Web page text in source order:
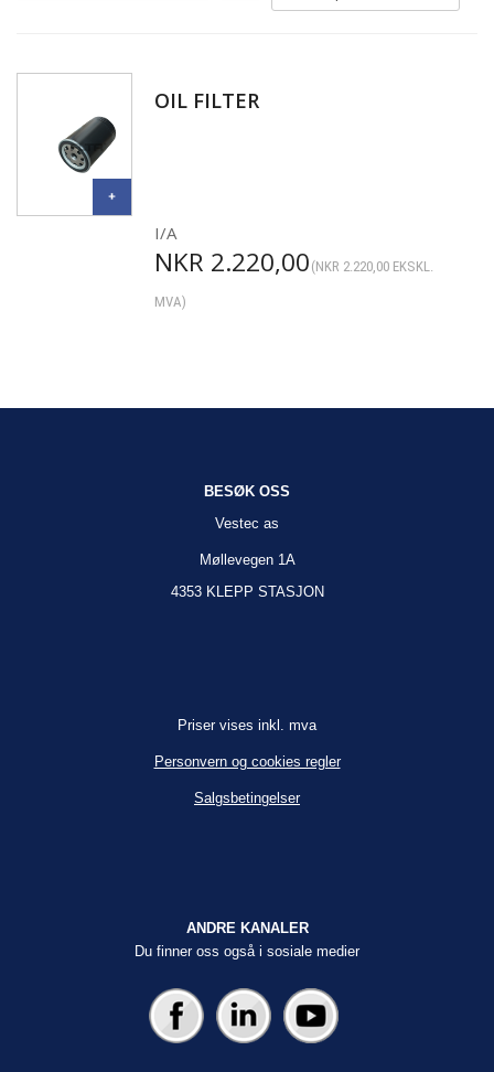
OIL FILTER
I/A
NKR 2.220,00 (NKR 2.220,00EKSKL.
MVA)
BESØK OSS
Vestec as
Møllevegen 1A
4353 KLEPP STASJON
Priser vises inkl. mva
Personvern og cookies regler
Salgsbetingelser
ANDRE KANALER
Du finner oss også i sosiale medier